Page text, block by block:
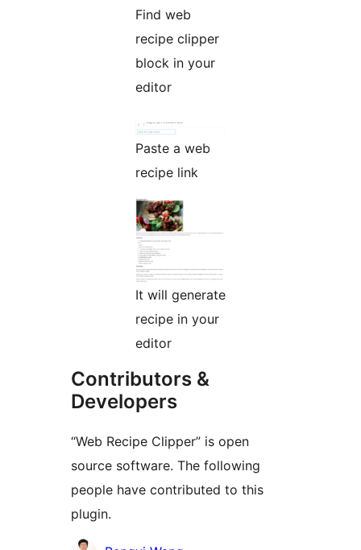
Find web
recipe clipper
block in your
editor
Paste a web
recipe link
It will generate
recipe in your
editor
Contributors &
Developers
“Web Recipe Clipper” is open
source software. The following
people have contributed to this
plugin.